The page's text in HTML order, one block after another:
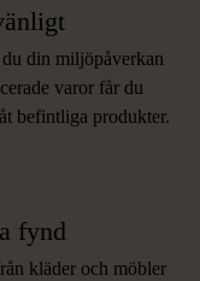
din miljöpåverkan
varor får du
befintliga produkter.
fynd
kläder och möbler